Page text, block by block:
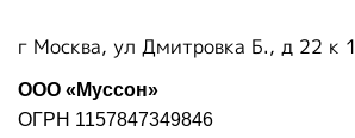
г Москва, ул Дмитровка Б., д 22 к 1
ООО «Муссон»
ОГРН 1157847349846